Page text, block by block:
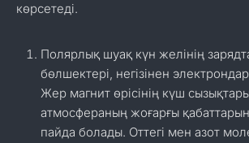
көрсетеді.
Полярлық шуақ күн желінің
бөлшектері, негізінен
Жер магнит өрісінің күш
атмосфераның жоғарғы
пайда болады. Оттегі мен азот